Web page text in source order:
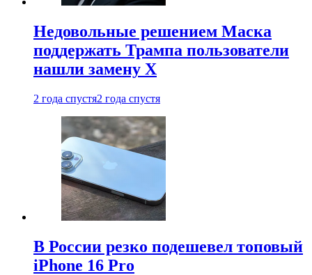
Недовольные решением Маска
поддержать Трампа пользователи
нашли замену X
2 года спустя2 года спустя
В России резко подешевел топовый
iPhone 16 Pro